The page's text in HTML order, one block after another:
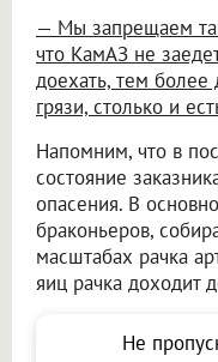
— Мы запрещаем
что КамАЗ не
доехать, тем более
грязи, столько и
Напомним, что в
состояние
опасения. В
браконьеров,
масштабах рачка
яиц рачка доходит
Не